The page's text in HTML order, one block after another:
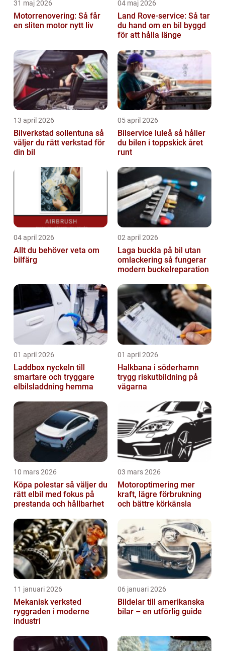
31 maj 2026
Motorrenovering: Så får
en sliten motor nytt liv
04 maj 2026
Land Rove-service: Så tar
du hand om en bil byggd
för att hålla länge
13 april 2026
Bilverkstad sollentuna så
väljer du rätt verkstad för
din bil
05 april 2026
Bilservice luleå så håller
du bilen i toppskick året
runt
04 april 2026
Allt du behöver veta om
bilfärg
02 april 2026
Laga buckla på bil utan
omlackering så fungerar
modern buckelreparation
01 april 2026
Laddbox nyckeln till
smartare och tryggare
elbilsladdning hemma
01 april 2026
Halkbana i söderhamn
trygg riskutbildning på
vägarna
10 mars 2026
Köpa polestar så väljer du
rätt elbil med fokus på
prestanda och hållbarhet
03 mars 2026
Motoroptimering mer
kraft, lägre förbrukning
och bättre körkänsla
11 januari 2026
Mekanisk verksted
ryggraden i moderne
industri
06 januari 2026
Bildelar till amerikanska
bilar – en utförlig guide